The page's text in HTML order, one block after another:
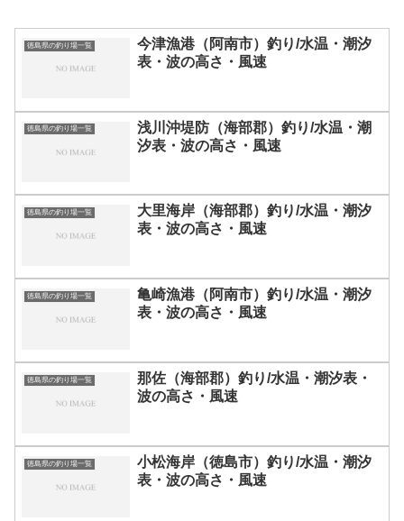
徳島県の釣り場一覧
今津漁港（阿南市）釣り/水温・潮汐
表・波の高さ・風速
徳島県の釣り場一覧
浅川沖堤防（海部郡）釣り/水温・潮
汐表・波の高さ・風速
徳島県の釣り場一覧
大里海岸（海部郡）釣り/水温・潮汐
表・波の高さ・風速
徳島県の釣り場一覧
亀崎漁港（阿南市）釣り/水温・潮汐
表・波の高さ・風速
徳島県の釣り場一覧
那佐（海部郡）釣り/水温・潮汐表・
波の高さ・風速
徳島県の釣り場一覧
小松海岸（徳島市）釣り/水温・潮汐
表・波の高さ・風速